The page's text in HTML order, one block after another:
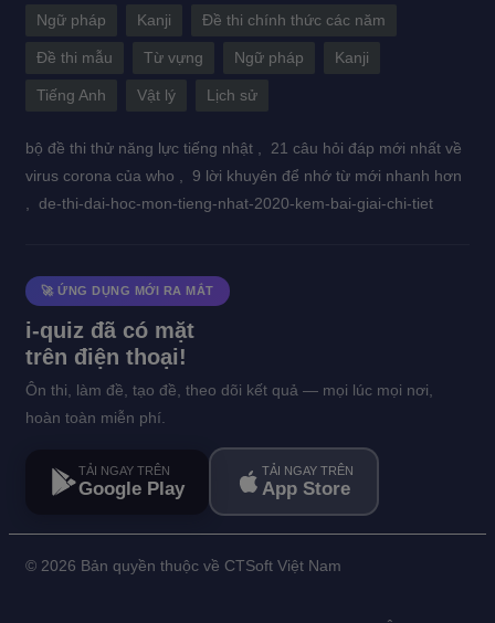
Ngữ pháp Kanji Đề thi chính thức các năm
Đề thi mẫu Từ vựng Ngữ pháp Kanji
Tiếng Anh Vật lý Lịch sử
bộ đề thi thử năng lực tiếng nhật ,
21 câu hỏi đáp mới nhất về
virus corona của who ,
9 lời khuyên để nhớ từ mới nhanh hơn
de-thi-dai-hoc-mon-tieng-nhat-2020-kem-bai-giai-chi-tiet
🚀 ỨNG DỤNG MỚI RA MẮT
i-quiz đã có mặt
trên điện thoại!
Ôn thi, làm đề, tạo đề, theo dõi kết quả — mọi lúc mọi nơi,
hoàn toàn miễn phí.
TẢI NGAY TRÊN
Google Play
TẢI NGAY TRÊN
App Store
© 2026 Bản quyền thuộc về CTSoft Việt Nam